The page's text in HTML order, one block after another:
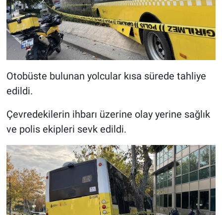
Otobüste bulunan yolcular kısa sürede tahliye
edildi.
Çevredekilerin ihbarı üzerine olay yerine sağlık
ve polis ekipleri sevk edildi.